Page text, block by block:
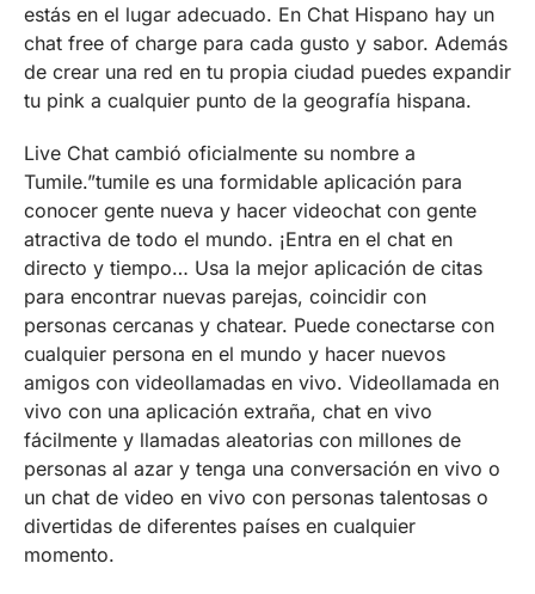
estás en el lugar adecuado. En Chat Hispano hay un
chat free of charge para cada gusto y sabor. Además
de crear una red en tu propia ciudad puedes expandir
tu pink a cualquier punto de la geografía hispana.
Live Chat cambió oficialmente su nombre a
Tumile.”tumile es una formidable aplicación para
conocer gente nueva y hacer videochat con gente
atractiva de todo el mundo. ¡Entra en el chat en
directo y tiempo… Usa la mejor aplicación de citas
para encontrar nuevas parejas, coincidir con
personas cercanas y chatear. Puede conectarse con
cualquier persona en el mundo y hacer nuevos
amigos con videollamadas en vivo. Videollamada en
vivo con una aplicación extraña, chat en vivo
fácilmente y llamadas aleatorias con millones de
personas al azar y tenga una conversación en vivo o
un chat de video en vivo con personas talentosas o
divertidas de diferentes países en cualquier
momento.